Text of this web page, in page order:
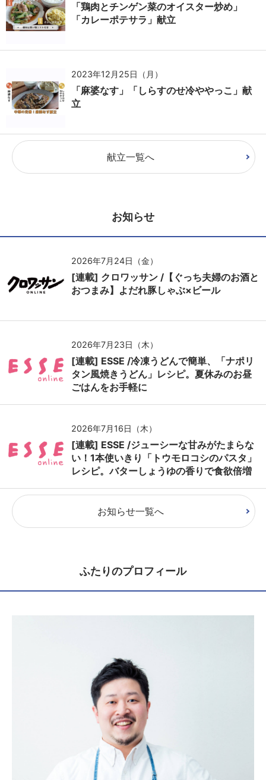
「鶏肉とチンゲン菜のオイスター炒め」
「カレーポテサラ」献立
2023年12月25日（月）
「麻婆なす」「しらすのせ冷ややっこ」献
立
献立一覧へ
お知らせ
2026年7月24日（金）
[連載] クロワッサン /【ぐっち夫婦のお酒と
おつまみ】よだれ豚しゃぶ×ビール
2026年7月23日（木）
[連載] ESSE /冷凍うどんで簡単、「ナポリ
タン風焼きうどん」レシピ。夏休みのお昼
ごはんをお手軽に
2026年7月16日（木）
[連載] ESSE /ジューシーな甘みがたまらな
い！1本使いきり「トウモロコシのパスタ」
レシピ。バターしょうゆの香りで食欲倍増
お知らせ一覧へ
ふたりのプロフィール